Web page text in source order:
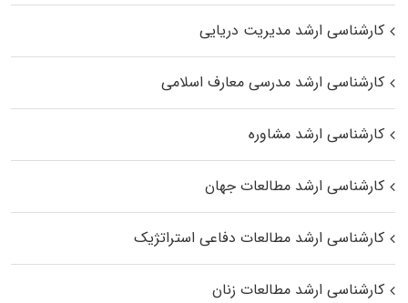
کارشناسی ارشد مدیریت دریایی
کارشناسی ارشد مدرسی معارف اسلامی
کارشناسی ارشد مشاوره
کارشناسی ارشد مطالعات جهان
کارشناسی ارشد مطالعات دفاعی استراتژیک
کارشناسی ارشد مطالعات زنان